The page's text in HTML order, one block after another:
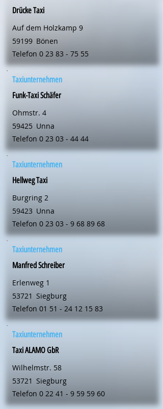
Drücke Taxi
Auf dem Holzkamp 9
59199 Bönen
Telefon 0 23 83 - 75 55
Taxiunternehmen
Funk-Taxi Schäfer
Ohmstr. 4
59425 Unna
Telefon 0 23 03 - 44 44
Taxiunternehmen
Hellweg Taxi
Burgring 2
59423 Unna
Telefon 0 23 03 - 9 68 89 68
Taxiunternehmen
Manfred Schreiber
Erlenweg 1
53721 Siegburg
Telefon 01 51 - 24 12 15 83
Taxiunternehmen
Taxi ALAMO GbR
Wilhelmstr. 58
53721 Siegburg
Telefon 0 22 41 - 9 59 59 60